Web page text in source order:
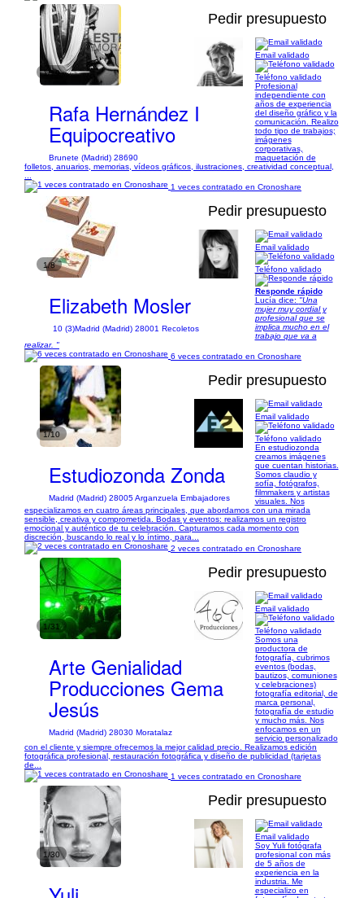
1/19
Pedir presupuesto
Rafa Hernández I
Equipocreativo
Brunete (Madrid) 28690
Email validado
Teléfono validado
Profesional
independiente con
años de experiencia
del diseño gráfico y la
comunicación. Realizo
todo tipo de trabajos;
imágenes
corporativas,
maquetación de
folletos, anuarios, memorias, vídeos gráficos, ilustraciones, creatividad conceptual,
1 veces contratado en Cronoshare
1/8
Pedir presupuesto
Elizabeth Mosler
10 (3)Madrid (Madrid) 28001 Recoletos
Email validado
Teléfono validado
Responde rápido
Lucía dice: "Una
mujer muy cordial y
profesional que se
implica mucho en el
trabajo que va a
realizar. "
6 veces contratado en Cronoshare
1/10
Pedir presupuesto
Estudiozonda Zonda
Madrid (Madrid) 28005 Arganzuela Embajadores
Email validado
Teléfono validado
En estudiozonda
creamos imágenes
que cuentan historias.
Somos claudio y
sofía, fotógrafos,
filmmakers y artistas
visuales. Nos
especializamos en cuatro áreas principales, que abordamos con una mirada
sensible, creativa y comprometida. Bodas y eventos: realizamos un registro
emocional y auténtico de tu celebración. Capturamos cada momento con
discreción, buscando lo real y lo íntimo, para...
2 veces contratado en Cronoshare
1/31
Pedir presupuesto
Arte Genialidad
Producciones Gema
Jesús
Madrid (Madrid) 28030 Moratalaz
Email validado
Teléfono validado
Somos una
productora de
fotografía, cubrimos
eventos (bodas,
bautizos, comuniones
y celebraciones)
fotografía editorial, de
marca personal,
fotografía de estudio
y mucho más. Nos
enfocamos en un
servicio personalizado
con el cliente y siempre ofrecemos la mejor calidad precio. Realizamos edición
fotográfica profesional, restauración fotográfica y diseño de publicidad (tarjetas
de...
1 veces contratado en Cronoshare
1/30
Pedir presupuesto
Email validado
Soy Yuli fotógrafa
profesional con más
de 5 años de
experiencia en la
industria. Me
especializo en